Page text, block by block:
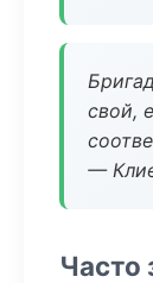
свой,
—
Часто